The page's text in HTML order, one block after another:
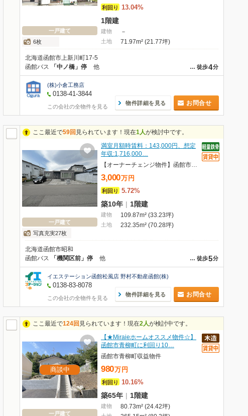
一戸建て
6枚
利回り 13.04%
1階建
建物 －
土地 71.97m² (21.77坪)
北海道函館市上新川町17-5
… 徒歩4分
函館バス 「中ノ橋」停 他
(株)小倉工務店
0138-41-3844
この会社の全物件を見る
物件詳細を見る お問合せ
ここ最近で59回 見られています！現在1人が検討中です。
一戸建て
写真充実27枚
満室月額時賃料：143,000円、想定
年収:1,716,000…
【オーナーチェンジ物件】函館市昭和2丁目戸建
3,000万 円
利回り 5.72%
築10年 | 1階建
建物 109.87m² (33.23坪)
土地 232.35m² (70.28坪)
北海道函館市昭和
… 徒歩5分
函館バス 「機関区前」停 他
イエステーション函館松風店 野村不動産函館(株)
0138-83-8078
この会社の全物件を見る
物件詳細を見る お問合せ
ここ最近で124回 見られています！現在2人が検討中です。
商談中
一戸建て
【★Miraieホームオススメ物件☆】
函館市青柳町に利回り10…
函館市青柳町収益物件
980万 円
利回り 10.16%
築65年 | 1階建
建物 80.73m² (24.42坪)